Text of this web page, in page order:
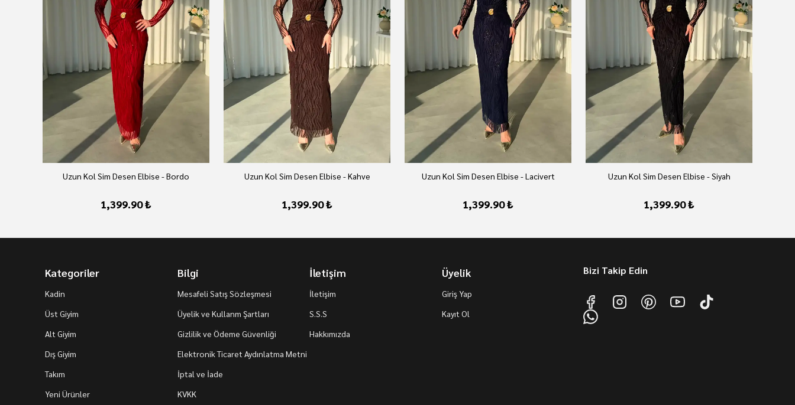
Uzun Kol Sim Desen Elbise - Bordo
1,399.90 ₺
Uzun Kol Sim Desen Elbise - Kahve
1,399.90 ₺
Uzun Kol Sim Desen Elbise - Lacivert
1,399.90 ₺
Uzun Kol Sim Desen Elbise - Siyah
1,399.90 ₺
Kategoriler
Kadin
Üst Giyim
Alt Giyim
Dış Giyim
Takım
Yeni Ürünler
Bilgi
Mesafeli Satış Sözleşmesi
Üyelik ve Kullanm Şartları
Gizlilik ve Ödeme Güvenliği
Elektronik Ticaret Aydınlatma Metni
İptal ve İade
KVKK
İletişim
İletişim
S.S.S
Hakkımızda
Üyelik
Giriş Yap
Kayıt Ol
Bizi Takip Edin